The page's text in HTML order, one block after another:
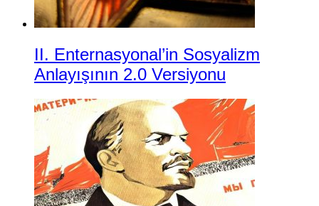
II. Enternasyonal’in Sosyalizm
Anlayışının 2.0 Versiyonu